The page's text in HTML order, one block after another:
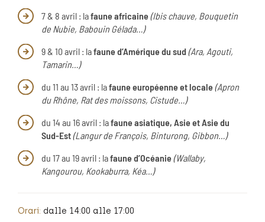
7 & 8 avril : lafaune africaine (Ibis chauve, Bouquetin
de Nubie, Babouin Gélada…)
9 & 10 avril : lafaune d’Amérique du sud (Ara, Agouti,
Tamarin…)
du 11 au 13 avril : lafaune européenne et locale (Apron
du Rhône, Rat des moissons, Cistude…)
du 14 au 16 avril : lafaune asiatique, Asie et Asie du
Sud-Est(Langur de François, Binturong, Gibbon…)
du 17 au 19 avril : lafaune d’Océanie (Wallaby,
Kangourou, Kookaburra, Kéa…)
Orari: dalle 14:00 alle 17:00